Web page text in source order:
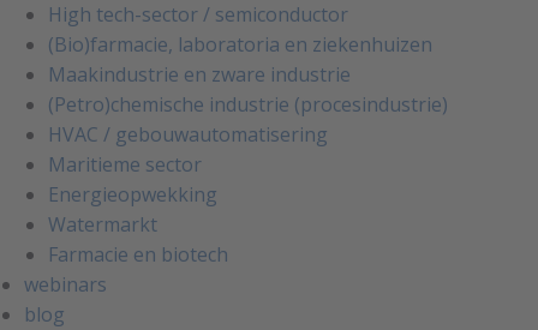
High tech-sector / semiconductor
(Bio)farmacie, laboratoria en ziekenhuizen
Maakindustrie en zware industrie
(Petro)chemische industrie (procesindustrie)
HVAC / gebouwautomatisering
Maritieme sector
Energieopwekking
Watermarkt
Farmacie en biotech
webinars
blog